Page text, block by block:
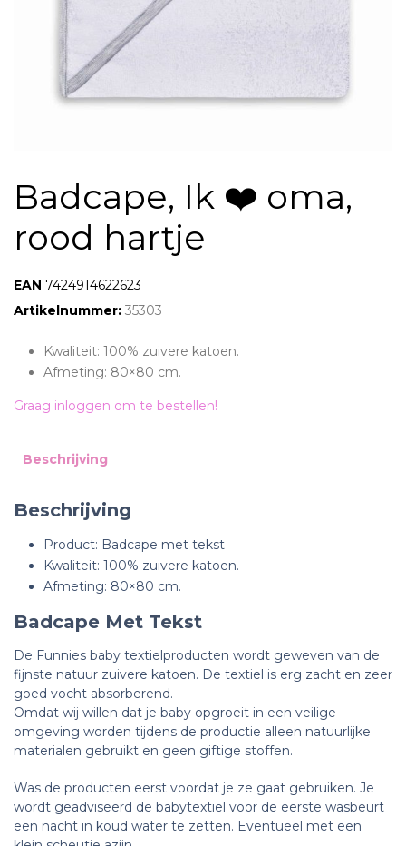
Badcape, Ik ❤️ oma,
rood hartje
EAN: 7424914622623
Artikelnummer: 35303
Kwaliteit: 100% zuivere katoen.
Afmeting: 80×80 cm.
Graag inloggen om te bestellen!
Beschrijving
Beschrijving
Product: Badcape met tekst
Kwaliteit: 100% zuivere katoen.
Afmeting: 80×80 cm.
Badcape Met Tekst
De Funnies baby textielproducten wordt geweven van de
fijnste natuur zuivere katoen. De textiel is erg zacht en zeer
goed vocht absorberend.
Omdat wij willen dat je baby opgroeit in een veilige
omgeving worden tijdens de productie alleen natuurlijke
materialen gebruikt en geen giftige stoffen.
Was de producten eerst voordat je ze gaat gebruiken. Je
wordt geadviseerd de babytextiel voor de eerste wasbeurt
een nacht in koud water te zetten. Eventueel met een